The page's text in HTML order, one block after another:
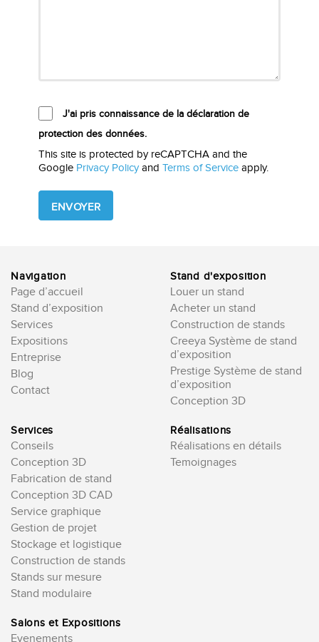
J'ai pris connaissance de la déclaration de
protection des données.
This site is protected by reCAPTCHA and the
Google Privacy Policyand Terms of Service apply.
leave
this
field
Navigation
Page d’accueil
Stand d’exposition
Services
Expositions
Entreprise
Blog
Contact
Stand d'exposition
Louer un stand
Acheter un stand
Construction de stands
Creeya Système de stand
d’exposition
Prestige Système de stand
d’exposition
Conception 3D
Services
Conseils
Conception 3D
Fabrication de stand
Conception 3D CAD
Service graphique
Gestion de projet
Stockage et logistique
Construction de stands
Stands sur mesure
Stand modulaire
Réalisations
Réalisations en détails
Temoignages
Salons et Expositions
Evenements